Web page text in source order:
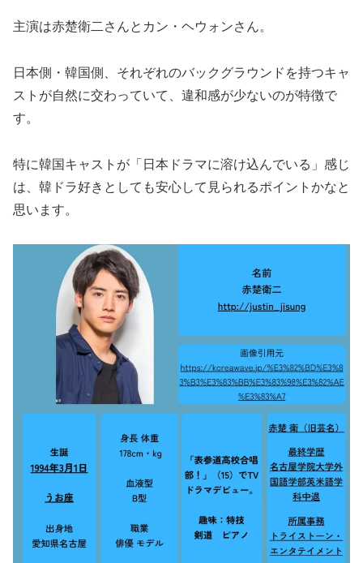
主演は赤楚衛二さんとカン・ヘウォンさん。
日本側・韓国側、それぞれのバックグラウンドを持つキャ
ストが自然に交わっていて、違和感が少ないのが特徴で
す。
特に韓国キャストが「日本ドラマに溶け込んでいる」感じ
は、韓ドラ好きとしても安心して見られるポイントかなと
思います。